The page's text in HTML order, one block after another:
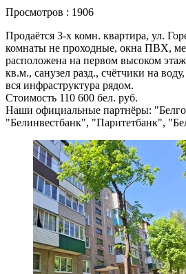
Просмотров : 1906
Продаётся 3-х комн. квартира, ул.
комнаты не проходные, окна ПВХ,
расположена на первом высоком
кв.м., санузел разд., счётчики на
вся инфраструктура рядом.
Стоимость 110 600 бел. руб.
Наши официальные партнёры:
"Белинвестбанк", "Паритетбанк",